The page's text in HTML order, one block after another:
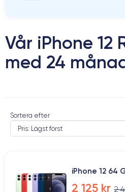
Vår iPhone 12
med 24
Sortera efter
iPhone 12 64
2 125 kr 2